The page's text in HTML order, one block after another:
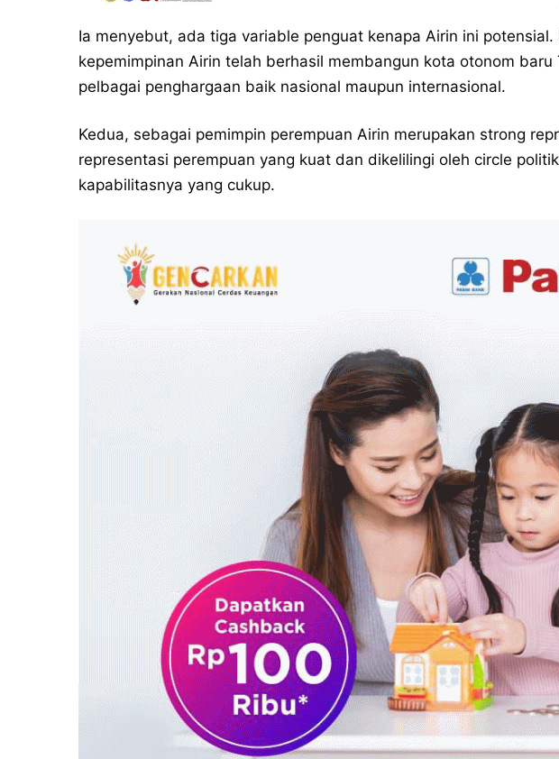
Ia menyebut, ada tiga variable penguat kenapa Airin ini
kepemimpinan Airin telah berhasil membangun kota otonom baru
pelbagai penghargaan baik nasional maupun internasional.
Kedua, sebagai pemimpin perempuan Airin merupakan strong
representasi perempuan yang kuat dan dikelilingi oleh circle
kapabilitasnya yang cukup.